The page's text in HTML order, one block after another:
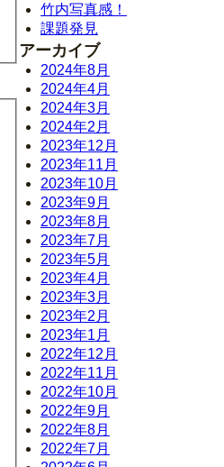
竹内写真感！
課題発見
アーカイブ
2024年8月
2024年4月
2024年3月
2024年2月
2023年12月
2023年11月
2023年10月
2023年9月
2023年8月
2023年7月
2023年5月
2023年4月
2023年3月
2023年2月
2023年1月
2022年12月
2022年11月
2022年10月
2022年9月
2022年8月
2022年7月